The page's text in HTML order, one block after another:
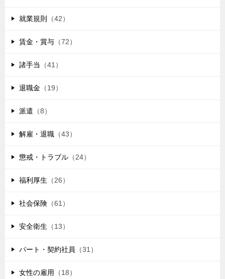
就業規則 （42）
賃金・賞与 （72）
諸手当 （41）
退職金 （19）
派遣 （8）
解雇・退職 （43）
懲戒・トラブル （24）
福利厚生 （26）
社会保険 （61）
安全衛生 （13）
パート・契約社員 （31）
女性の雇用 （18）